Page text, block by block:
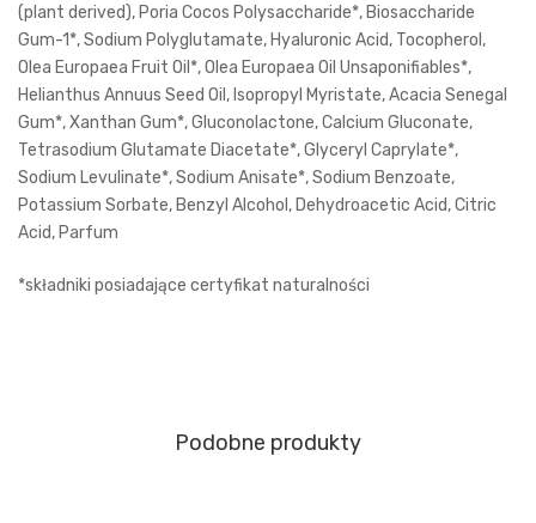
(plant derived), Poria Cocos Polysaccharide*, Biosaccharide
Gum-1*, Sodium Polyglutamate, Hyaluronic Acid, Tocopherol,
Olea Europaea Fruit Oil*, Olea Europaea Oil Unsaponifiables*,
Helianthus Annuus Seed Oil, Isopropyl Myristate, Acacia Senegal
Gum*, Xanthan Gum*, Gluconolactone, Calcium Gluconate,
Tetrasodium Glutamate Diacetate*, Glyceryl Caprylate*,
Sodium Levulinate*, Sodium Anisate*, Sodium Benzoate,
Potassium Sorbate, Benzyl Alcohol, Dehydroacetic Acid, Citric
Acid, Parfum
*składniki posiadające certyfikat naturalności
Podobne produkty